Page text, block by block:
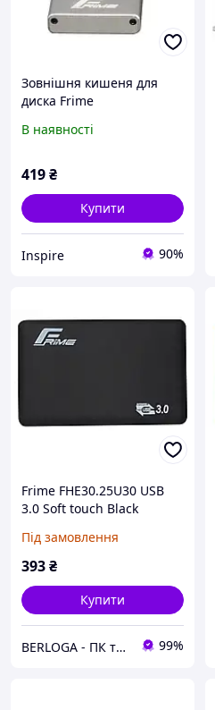
Зовнішня кишеня для
диска Frime
HDD/SSD 2.5, USB 3.0,
В наявності
419₴
Купити
Inspire 90%
Frime FHE30.25U30 USB
3.0 Soft touch Black
Під замовлення
393₴
Купити
BERLOGA - ПК та комплектуючі 99%